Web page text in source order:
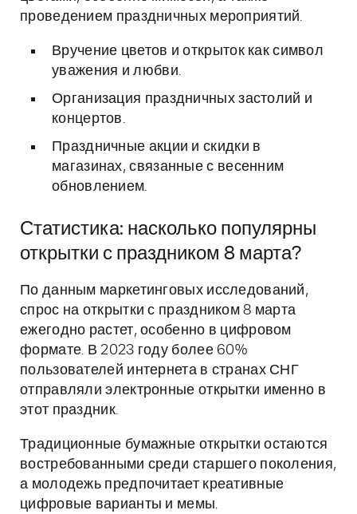
проведением праздничных мероприятий.
Вручение цветов и открыток как символ
уважения и любви.
Организация праздничных застолий и
концертов.
Праздничные акции и скидки в
магазинах, связанные с весенним
обновлением.
Статистика: насколько популярны
открытки с праздником 8 марта?
По данным маркетинговых исследований,
спрос на открытки с праздником 8 марта
ежегодно растет, особенно в цифровом
формате. В 2023 году более 60%
пользователей интернета в странах СНГ
отправляли электронные открытки именно в
этот праздник.
Традиционные бумажные открытки остаются
востребованными среди старшего поколения,
а молодежь предпочитает креативные
цифровые варианты и мемы.